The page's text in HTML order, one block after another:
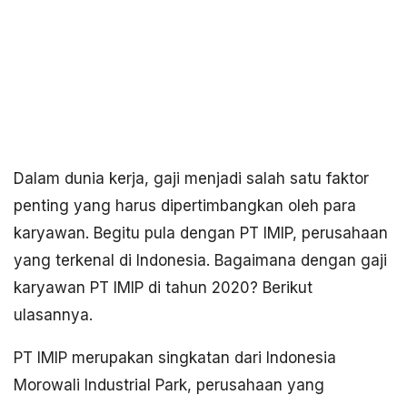
Dalam dunia kerja, gaji menjadi salah satu faktor
penting yang harus dipertimbangkan oleh para
karyawan. Begitu pula dengan PT IMIP, perusahaan
yang terkenal di Indonesia. Bagaimana dengan gaji
karyawan PT IMIP di tahun 2020? Berikut
ulasannya.
PT IMIP merupakan singkatan dari Indonesia
Morowali Industrial Park, perusahaan yang